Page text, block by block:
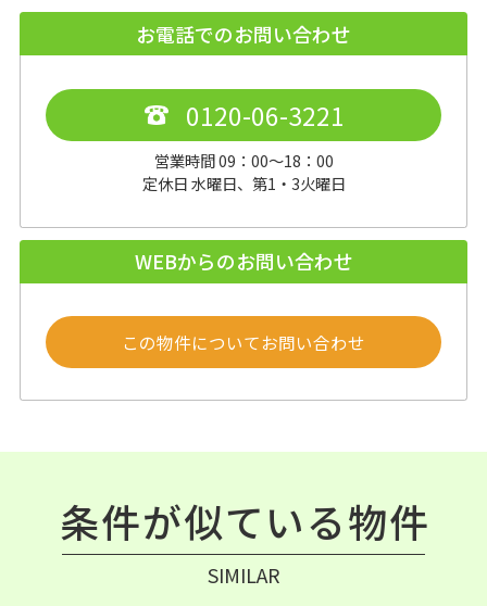
お電話でのお問い合わせ
0120-06-3221
営業時間 09：00～18：00
定休日 水曜日、第1・3火曜日
WEBからのお問い合わせ
この物件についてお問い合わせ
条件が似ている物件
SIMILAR